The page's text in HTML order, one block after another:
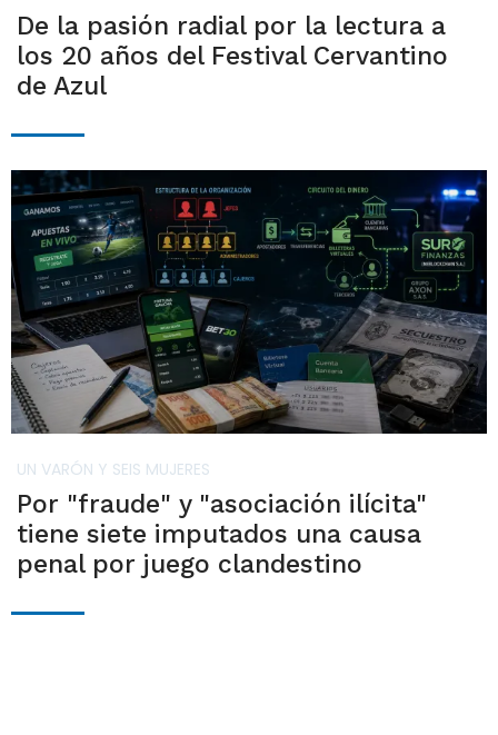
De la pasión radial por la lectura a
los 20 años del Festival Cervantino
de Azul
UN VARÓN Y SEIS MUJERES
Por "fraude" y "asociación ilícita"
tiene siete imputados una causa
penal por juego clandestino